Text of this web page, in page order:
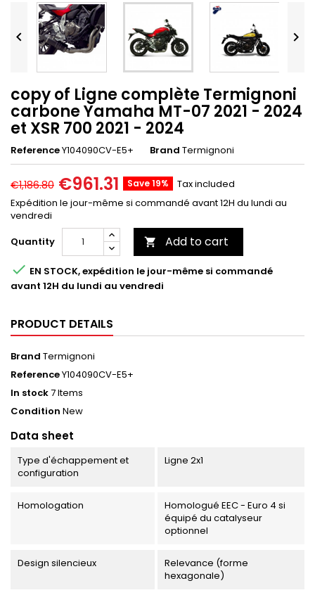
 
copy of Ligne complète Termignoni
carbone Yamaha MT-07 2021 - 2024
et XSR 700 2021 - 2024
ReferenceY104090CV-E5+ Brand Termignoni
€1,186.80 €961.31 Save 19%
Tax included
Expédition le jour-même si commandé avant 12H du lundi au
vendredi
Quantity
 Add to cart
 EN STOCK, expédition le jour-même si commandé
avant 12H du lundi au vendredi
PRODUCT DETAILS
Brand Termignoni
ReferenceY104090CV-E5+
In stock7 Items
Condition New
Data sheet
Type d'échappement et
configuration
Ligne 2x1
Homologation
Homologué EEC - Euro 4 si
équipé du catalyseur
optionnel
Design silencieux
Relevance (forme
hexagonale)